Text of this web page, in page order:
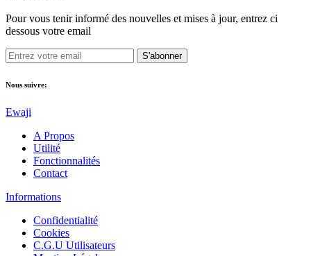
Pour vous tenir informé des nouvelles et mises à jour, entrez ci
dessous votre email
S'abonner
Nous suivre:
Ewaji
A Propos
Utilité
Fonctionnalités
Contact
Informations
Confidentialité
Cookies
C.G.U Utilisateurs